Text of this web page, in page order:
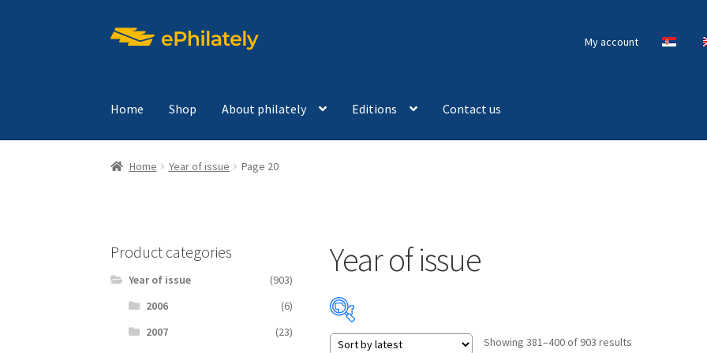
Skip
Skip
My account
Home Shop About philately Editions Contact us
Home Year of issue Page 20
Year of issue
Showing 381–400 of 903 resultsSorted
Product categories
Year of issue
(903)
2006
(6)
2007
(23)